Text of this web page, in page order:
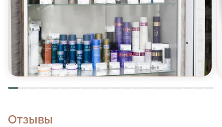
Отзывы